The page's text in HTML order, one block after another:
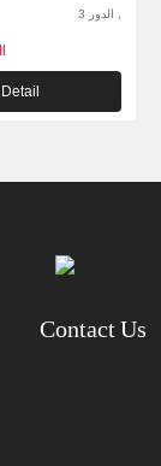
, الدور 3
Detail
Contact Us